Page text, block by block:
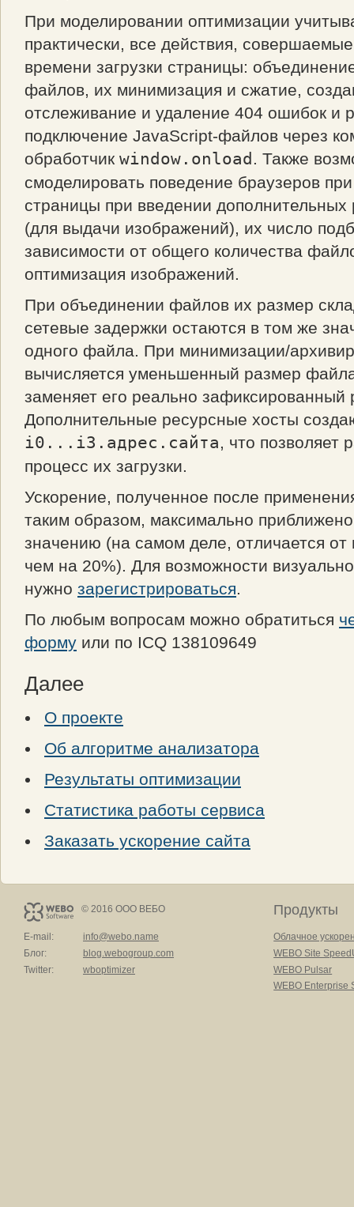
При моделировании оптимизации
практически, все действия,
времени загрузки страницы:
файлов, их минимизация и сжатие,
отслеживание и удаление 404 ошибок и
подключение JavaScript-файлов через
обработчик window.onload . Также
смоделировать поведение браузеров при
страницы при введении дополнительных
(для выдачи изображений), их число
зависимости от общего количества
оптимизация изображений.
При объединении файлов их размер
сетевые задержки остаются в том же
одного файла. При минимизации/
вычисляется уменьшенный размер
заменяет его реально зафиксированный
Дополнительные ресурсные хосты
i0...i3.адрес.сайта, что позволяет
процесс их загрузки.
Ускорение, полученное после
таким образом, максимально
значению (на самом деле, отличается от
чем на 20%). Для возможности
нужно зарегистрироваться.
По любым вопросам можно обратиться
форму или по ICQ 138109649
Далее
О проекте
Об алгоритме анализатора
Результаты оптимизации
Статистика работы сервиса
Заказать ускорение сайта
© 2016 ООО ВЕБО
E-mail:
info@webo.name
Блог:
blog.webogroup.com
Twitter:
wboptimizer
Продукты
Облачное
WEBO Site
WEBO Pulsar
WEBO Enterprise